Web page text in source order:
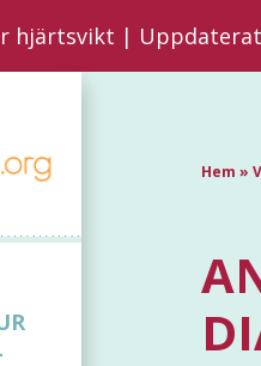
hjärtsvikt |
Hem »